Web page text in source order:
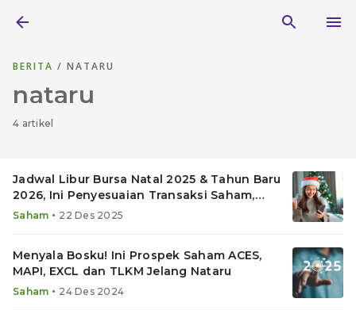
BERITA / NATARU
nataru
4 artikel
Jadwal Libur Bursa Natal 2025 & Tahun Baru
2026, Ini Penyesuaian Transaksi Saham,
Reksadana & Emas
Saham • 22 Des 2025
Menyala Bosku! Ini Prospek Saham ACES,
MAPI, EXCL dan TLKM Jelang Nataru
Saham • 24 Des 2024